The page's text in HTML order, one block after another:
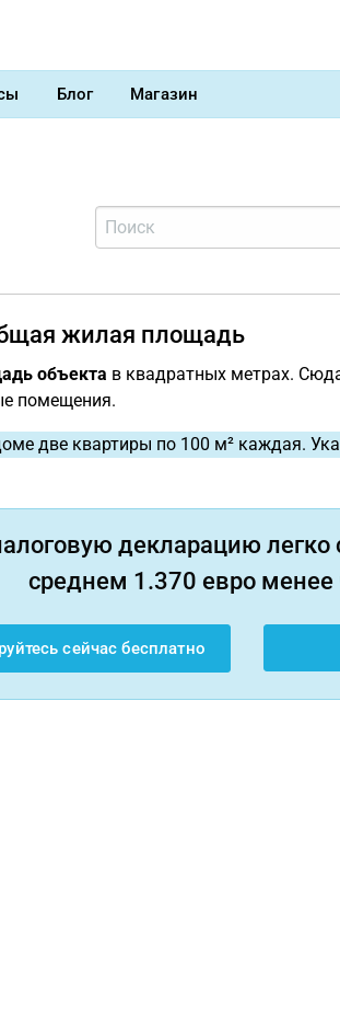
Блог Магазин
жилая площадь
объекта в квадратных метрах.
помещения.
две квартиры по 100 м² каждая.
декларацию
среднем 1.370 евро менее
сейчас бесплатно